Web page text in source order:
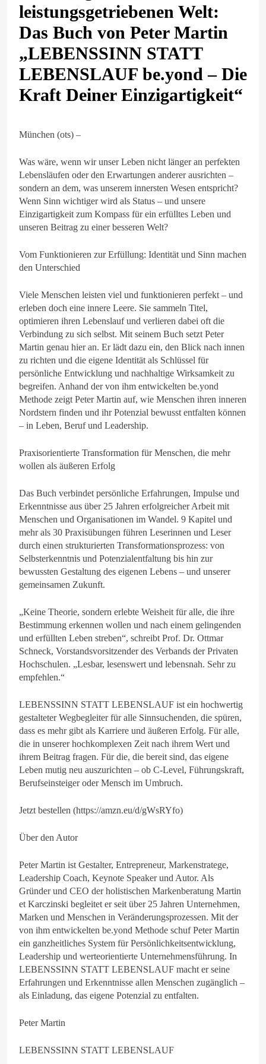
leistungsgetriebenen Welt:
Das Buch von Peter Martin
„LEBENSSINN STATT
LEBENSLAUF be.yond – Die
Kraft Deiner Einzigartigkeit“
München (ots) –
Was wäre, wenn wir unser Leben nicht länger an perfekten
Lebensläufen oder den Erwartungen anderer ausrichten –
sondern an dem, was unserem innersten Wesen entspricht?
Wenn Sinn wichtiger wird als Status – und unsere
Einzigartigkeit zum Kompass für ein erfülltes Leben und
unseren Beitrag zu einer besseren Welt?
Vom Funktionieren zur Erfüllung: Identität und Sinn machen
den Unterschied
Viele Menschen leisten viel und funktionieren perfekt – und
erleben doch eine innere Leere. Sie sammeln Titel,
optimieren ihren Lebenslauf und verlieren dabei oft die
Verbindung zu sich selbst. Mit seinem Buch setzt Peter
Martin genau hier an. Er lädt dazu ein, den Blick nach innen
zu richten und die eigene Identität als Schlüssel für
persönliche Entwicklung und nachhaltige Wirksamkeit zu
begreifen. Anhand der von ihm entwickelten be.yond
Methode zeigt Peter Martin auf, wie Menschen ihren inneren
Nordstern finden und ihr Potenzial bewusst entfalten können
– in Leben, Beruf und Leadership.
Praxisorientierte Transformation für Menschen, die mehr
wollen als äußeren Erfolg
Das Buch verbindet persönliche Erfahrungen, Impulse und
Erkenntnisse aus über 25 Jahren erfolgreicher Arbeit mit
Menschen und Organisationen im Wandel. 9 Kapitel und
mehr als 30 Praxisübungen führen Leserinnen und Leser
durch einen strukturierten Transformationsprozess: von
Selbsterkenntnis und Potenzialentfaltung bis hin zur
bewussten Gestaltung des eigenen Lebens – und unserer
gemeinsamen Zukunft.
„Keine Theorie, sondern erlebte Weisheit für alle, die ihre
Bestimmung erkennen wollen und nach einem gelingenden
und erfüllten Leben streben“, schreibt Prof. Dr. Ottmar
Schneck, Vorstandsvorsitzender des Verbands der Privaten
Hochschulen. „Lesbar, lesenswert und lebensnah. Sehr zu
empfehlen.“
LEBENSSINN STATT LEBENSLAUF ist ein hochwertig
gestalteter Wegbegleiter für alle Sinnsuchenden, die spüren,
dass es mehr gibt als Karriere und äußeren Erfolg. Für alle,
die in unserer hochkomplexen Zeit nach ihrem Wert und
ihrem Beitrag fragen. Für die, die bereit sind, das eigene
Leben mutig neu auszurichten – ob C-Level, Führungskraft,
Berufseinsteiger oder Mensch im Umbruch.
Jetzt bestellen (https://amzn.eu/d/gWsRYfo)
Über den Autor
Peter Martin ist Gestalter, Entrepreneur, Markenstratege,
Leadership Coach, Keynote Speaker und Autor. Als
Gründer und CEO der holistischen Markenberatung Martin
et Karczinski begleitet er seit über 25 Jahren Unternehmen,
Marken und Menschen in Veränderungsprozessen. Mit der
von ihm entwickelten be.yond Methode schuf Peter Martin
ein ganzheitliches System für Persönlichkeitsentwicklung,
Leadership und werteorientierte Unternehmensführung. In
LEBENSSINN STATT LEBENSLAUF macht er seine
Erfahrungen und Erkenntnisse allen Menschen zugänglich –
als Einladung, das eigene Potenzial zu entfalten.
Peter Martin
LEBENSSINN STATT LEBENSLAUF